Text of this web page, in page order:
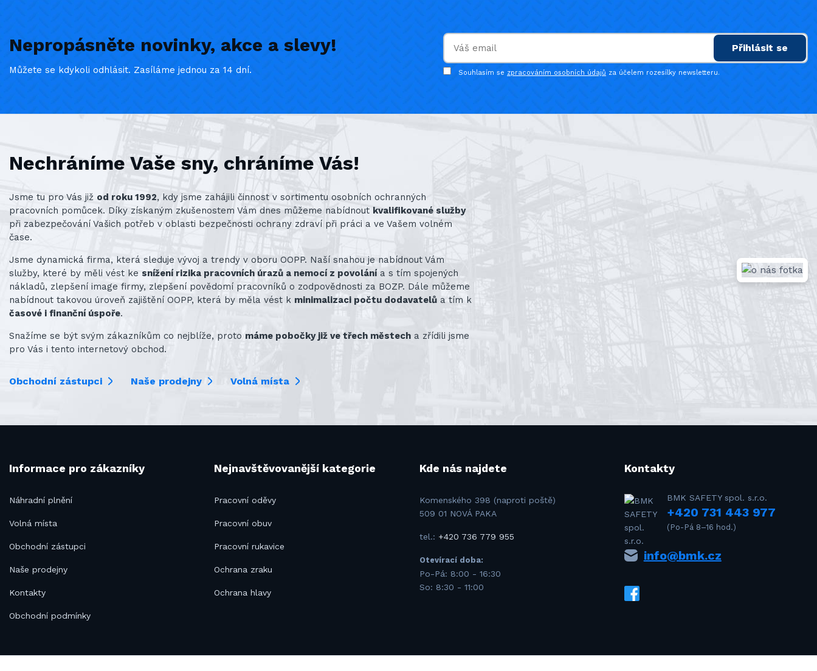
Nepropásněte novinky, akce a slevy!
Můžete se kdykoli odhlásit. Zasíláme jednou za 14 dní.
Přihlásit se
Souhlasím se zpracováním osobních údajů za účelem rozesílky newsletteru.
Nechráníme Vaše sny, chráníme Vás!
Jsme tu pro Vás již od roku 1992, kdy jsme zahájili činnost v sortimentu osobních ochranných
pracovních pomůcek. Díky získaným zkušenostem Vám dnes můžeme nabídnout kvalifikované služby
při zabezpečování Vašich potřeb v oblasti bezpečnosti ochrany zdraví při práci a ve Vašem volném
čase.
Jsme dynamická firma, která sleduje vývoj a trendy v oboru OOPP. Naší snahou je nabídnout Vám
služby, které by měli vést ke snížení rizika pracovních úrazů a nemocí z povolánía s tím spojených
nákladů, zlepšení image firmy, zlepšení povědomí pracovníků o zodpovědnosti za BOZP. Dále můžeme
nabídnout takovou úroveň zajištění OOPP, která by měla vést k minimalizaci počtu dodavatelů a tím k
časové i finanční úspoře.
Snažíme se být svým zákazníkům co nejblíže, protomáme pobočky již ve třech městech a zřídili jsme
pro Vás i tento internetový obchod.
Obchodní zástupci Naše prodejny Volná místa
Informace pro zákazníky
Náhradní plnění
Volná místa
Obchodní zástupci
Naše prodejny
Kontakty
Obchodní podmínky
Nejnavštěvovanější kategorie
Pracovní oděvy
Pracovní obuv
Pracovní rukavice
Ochrana zraku
Ochrana hlavy
Kde nás najdete
Komenského 398 (naproti poště)
509 01 NOVÁ PAKA
tel.: +420 736 779 955
Otevírací doba:
Po-Pá: 8:00 - 16:30
So: 8:30 - 11:00
Kontakty
BMK SAFETY spol. s.r.o.
+420 731 443 977
(Po-Pá 8–16 hod.)
info@bmk.cz